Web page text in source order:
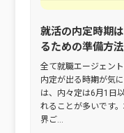
就活の内定時期
るための準備方
全て就職エージェン
内定が出る時期が気
は、内々定は6月1日
れることが多いです
界ご...